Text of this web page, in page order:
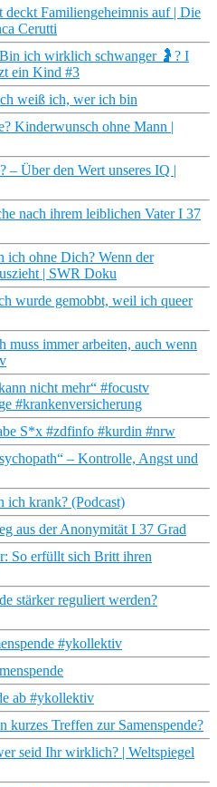
deckt Familiengeheimnis auf | Die
Cerutti
ich wirklich schwanger 🤰? I
ein Kind #3
weiß ich, wer ich bin
Kinderwunsch ohne Mann |
Über den Wert unseres IQ |
nach ihrem leiblichen Vater I 37
ich ohne Dich? Wenn der
| SWR Doku
wurde gemobbt, weil ich queer
muss immer arbeiten, auch wenn
nicht mehr“ #focustv
#krankenversicherung
S*x #zdfinfo #kurdin #nrw
– Kontrolle, Angst und
ich krank? (Podcast)
aus der Anonymität I 37 Grad
So erfüllt sich Britt ihren
stärker reguliert werden?
#ykollektiv
ab #ykollektiv
kurzes Treffen zur Samenspende?
seid Ihr wirklich? | Weltspiegel